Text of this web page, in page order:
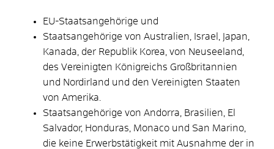
EU-Staatsangehörige und
Staatsangehörige von Australien, Israel, Japan,
Kanada, der Republik Korea, von Neuseeland,
des Vereinigten Königreichs Großbritannien
und Nordirland und den Vereinigten Staaten
von Amerika.
Staatsangehörige von Andorra, Brasilien, El
Salvador, Honduras, Monaco und San Marino,
die keine Erwerbstätigkeit mit Ausnahme der in